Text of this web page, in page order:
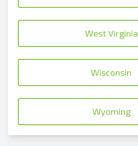
West Virginia
Wisconsin
Wyoming